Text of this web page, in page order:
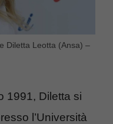
Diletta Leotta (Ansa) –
1991, Diletta si
l’Università